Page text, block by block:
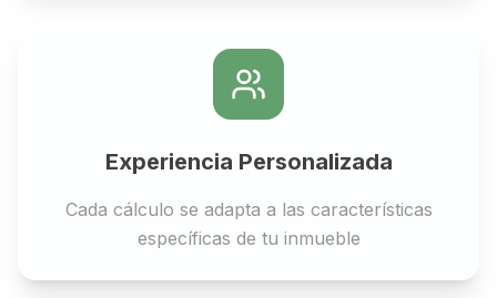
Experiencia Personalizada
Cada cálculo se adapta a las características
específicas de tu inmueble